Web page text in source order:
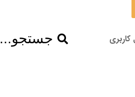
کاربری جستجو...